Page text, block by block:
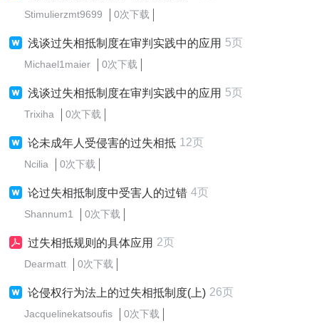
Stimulierzmt9699 0次下载
浅谈过失相抵制度在审判实践中的应用 5页
Michael1maier 0次下载
浅谈过失相抵制度在审判实践中的应用 5页
Trixiha 0次下载
论未成年人受侵害的过失相抵 12页
Ncilia 0次下载
论过失相抵制度中受害人的过错 4页
Shannum1 0次下载
过失相抵规则的具体应用 2页
Dearmatt 0次下载
论侵权行为法上的过失相抵制度(上) 26页
Jacquelinekatsoufis 0次下载